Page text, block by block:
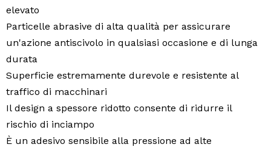
elevato
Particelle abrasive di alta qualità per assicurare
un'azione antiscivolo in qualsiasi occasione e di lunga
durata
Superficie estremamente durevole e resistente al
traffico di macchinari
Il design a spessore ridotto consente di ridurre il
rischio di inciampo
È un adesivo sensibile alla pressione ad alte